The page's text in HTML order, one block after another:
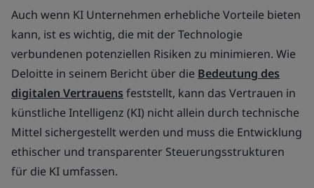
Auch wenn KI Unternehmen erhebliche Vorteile bieten
kann, ist es wichtig, die mit der Technologie
verbundenen potenziellen Risiken zu minimieren. Wie
Deloitte in seinem Bericht über die Bedeutung des
digitalen Vertrauens feststellt, kann das Vertrauen in
künstliche Intelligenz (KI) nicht allein durch technische
Mittel sichergestellt werden und muss die Entwicklung
ethischer und transparenter Steuerungsstrukturen
für die KI umfassen.